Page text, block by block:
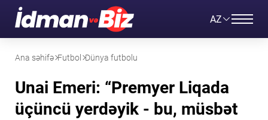
AZ
Ana səhifə Futbol Dünya futbolu
Unai Emeri: “Premyer Liqada
üçüncü yerdəyik - bu, müsbət